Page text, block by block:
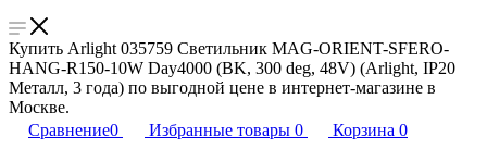
Купить Arlight 035759 Светильник MAG-ORIENT-SFERO-
HANG-R150-10W Day4000 (BK, 300 deg, 48V) (Arlight, IP20
Металл, 3 года) по выгодной цене в интернет-магазине в
Москве.
Сравнение0 Избранные товары 0 Корзина 0